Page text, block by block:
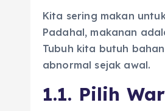
Kita sering makan
Padahal, makanan
Tubuh kita butuh
abnormal sejak awal.
1.1. Pilih